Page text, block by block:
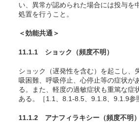
い、異常が認められた場合には投与を
処置を行うこと。
＜効能共通＞
11.1.1 ショック （頻度不明）
ショック（遅発性を含む）を起こし、
吸困難、呼吸停止、心停止等の症状が
る。また、軽度の過敏症状も重篤な症
ある。［1.1、8.1-8.5、9.1.8、9.1.9参
11.1.2 アナフィラキシー （頻度不明）